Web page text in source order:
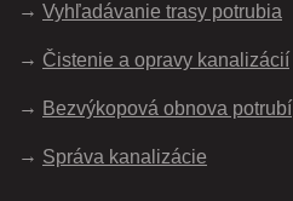
Vyhľadávanie trasy potrubia
Čistenie a opravy kanalizácií
Bezvýkopová obnova potrubí
Správa kanalizácie